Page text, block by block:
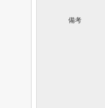
備考